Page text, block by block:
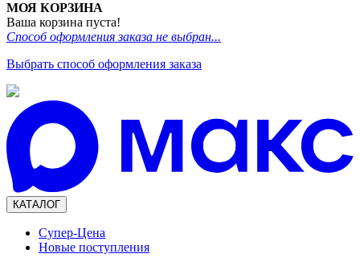
МОЯ КОРЗИНА
Ваша корзина пуста!
Способ оформления заказа не выбран...
Выбрать способ оформления заказа
КАТАЛОГ
Супер-Цена
Новые поступления